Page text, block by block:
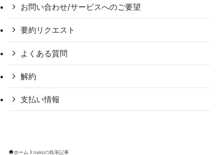
お問い合わせ/サービスへのご要望
要約リクエスト
よくある質問
解約
支払い情報
ホーム nakoの執筆記事